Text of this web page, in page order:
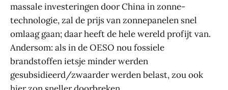
massale investeringen door China in zonne-
technologie, zal de prijs van zonnepanelen snel
omlaag gaan; daar heeft de hele wereld profijt van.
Andersom: als in de OESO nou fossiele
brandstoffen ietsje minder werden
gesubsidieerd/zwaarder werden belast, zou ook